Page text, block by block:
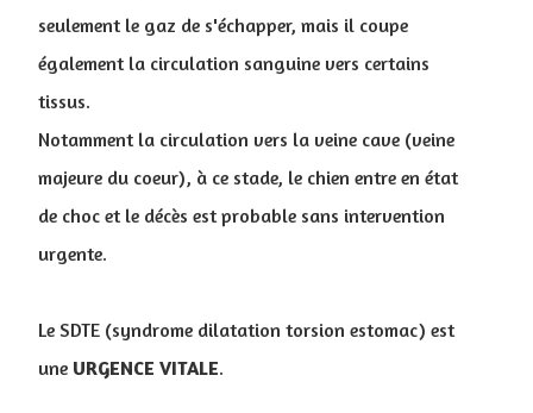
seulement le gaz de s'échapper, mais il coupe
également la circulation sanguine vers certains
tissus.
Notamment la circulation vers la veine cave (veine
majeure du coeur), à ce stade, le chien entre en état
de choc et le décès est probable sans intervention
urgente.
Le SDTE (syndrome dilatation torsion estomac) est
une URGENCE VITALE.